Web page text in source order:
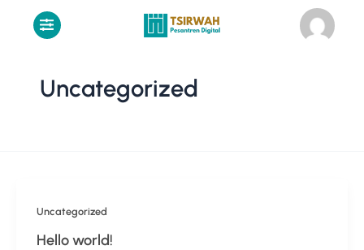
Uncategorized
Uncategorized
Hello world!